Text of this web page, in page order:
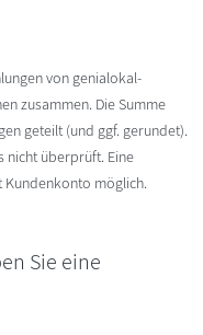
von genialokal-
zusammen. Die Summe
geteilt (und ggf. gerundet).
nicht überprüft. Eine
Kundenkonto möglich.
Sie eine